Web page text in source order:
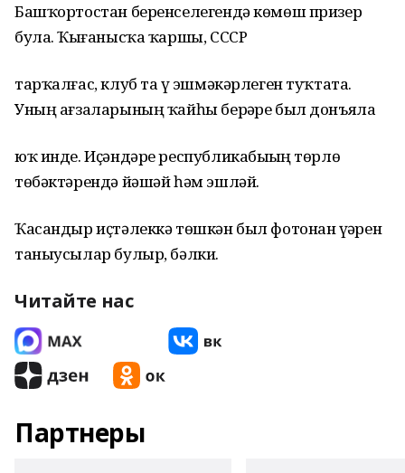
Башҡортостан беренселегендә көмөш призер
була. Ҡыҙғанысҡа ҡаршы, СССР
тарҡалғас, клуб та үҙ эшмәкәрлеген туҡтата.
Уның ағзаларының ҡайһы берҙәре был донъяла
юҡ инде. Иҫәндәре республикабыҙҙың төрлө
төбәктәрендә йәшәй һәм эшләй.
Ҡасандыр иҫтәлеккә төшкән был фотонан үҙҙәрен
таныусылар булыр, бәлки.
Читайте нас
Партнеры